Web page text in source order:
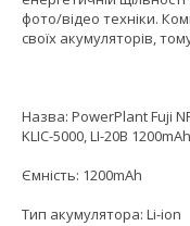
фото/відео техніки.
своїх акумуляторів,
Назва: PowerPlant Fuji
KLIC-5000, LI-20B 1200mAh
Ємність: 1200mAh
Тип акумулятора: Li-ion